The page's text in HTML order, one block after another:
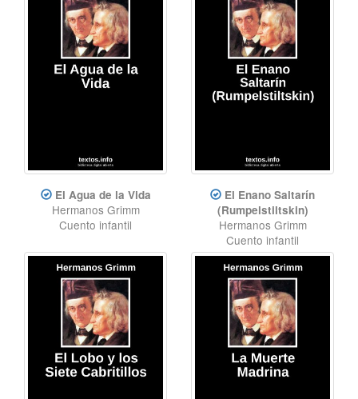
El Agua de la Vida
Hermanos Grimm
Cuento infantil
El Enano Saltarín
(Rumpelstiltskin)
Hermanos Grimm
Cuento infantil